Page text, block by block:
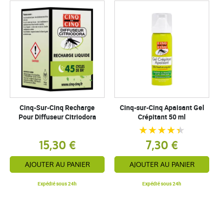
Cinq-Sur-Cinq Recharge
Pour Diffuseur Citriodora
15,30 €
AJOUTER AU PANIER
Expédié sous 24h
Cinq-sur-Cinq Apaisant Gel
Crépitant 50 ml
7,30 €
AJOUTER AU PANIER
Expédié sous 24h